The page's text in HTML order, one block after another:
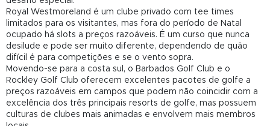
Royal Westmoreland é um clube privado com tee times
limitados para os visitantes, mas fora do período de Natal
ocupado há slots a preços razoáveis. É um curso que nunca
desilude e pode ser muito diferente, dependendo de quão
difícil é para competições e se o vento sopra.
Movendo-se para a costa sul, o Barbados Golf Club e o
Rockley Golf Club oferecem excelentes pacotes de golfe a
preços razoáveis ​​em campos que podem não coincidir com a
excelência dos três principais resorts de golfe, mas possuem
culturas de clubes mais animadas e envolvem mais membros